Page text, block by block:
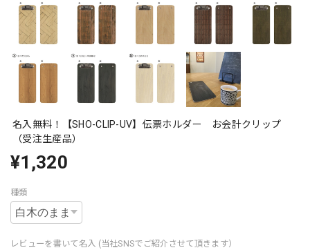
名入無料！【SHO-CLIP-UV】伝票ホルダー お会計クリップ
（受注生産品）
¥1,320
種類
レビューを書いて名入 (当社SNSでご紹介させて頂きます）